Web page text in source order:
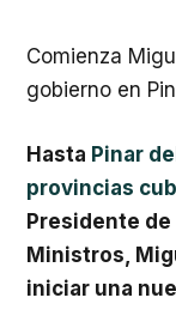
Comienza
gobierno en
Hasta Pinar
provincias
Presidente de
Ministros,
iniciar una